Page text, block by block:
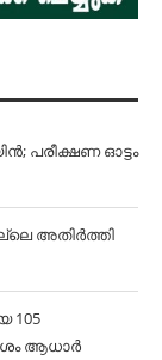
പരീക്ഷണ ഓട്ടം
അതിര്‍ത്തി
105
ആധാര്‍